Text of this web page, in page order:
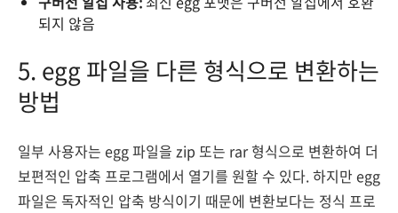
되지 않음
5. egg 파일을 다른 형식으로 변환하는
방법
일부 사용자는 egg 파일을 zip 또는 rar 형식으로 변환하여 더
보편적인 압축 프로그램에서 열기를 원할 수 있다. 하지만 egg
파일은 독자적인 압축 방식이기 때문에 변환보다는 정식 프로